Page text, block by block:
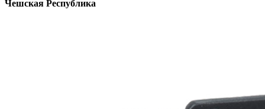
Чешская Республика